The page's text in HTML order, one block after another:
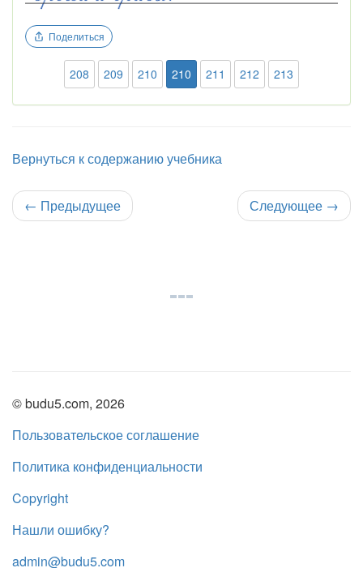
Поделиться
208 209 210 210 211 212 213
Вернуться к содержанию учебника
← Предыдущее Следующее →
© budu5.com, 2026
Пользовательское соглашение
Политика конфиденциальности
Copyright
Нашли ошибку?
admin@budu5.com